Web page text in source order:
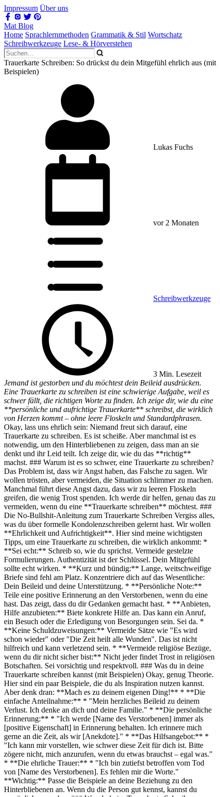
Impressum Über uns
Mat Blog
Home Sprachlernmethoden Grammatik & Stil Wortschatz
Schreibwerkzeuge Lese- & Hörverstehen
Trauerkarte Schreiben: So drückst du dein Mitgefühl ehrlich aus (mit
Beispielen)
Lukas Fuchs
vor 2 Monaten
Schreibwerkzeuge
3 Min. Lesezeit
Jemand ist gestorben und du möchtest dein Beileid ausdrücken.
Eine Trauerkarte zu schreiben ist eine schwierige Aufgabe, weil es
schwer fällt, die richtigen Worte zu finden. Ich zeige dir, wie du eine
**persönliche und aufrichtige Trauerkarte** schreibst, die wirklich
von Herzen kommt – ohne leere Floskeln und Standardphrasen.
Okay, lass uns ehrlich sein: Niemand freut sich darauf, eine
Trauerkarte zu schreiben. Es ist scheiße. Aber manchmal ist es
notwendig, um den Hinterbliebenen zu zeigen, dass man an sie
denkt und ihr Leid teilt. Ich zeige dir, wie du das **richtig**
machst. ### Warum ist es so schwer, eine Trauerkarte zu schreiben?
Das Problem ist, dass wir Angst haben, das Falsche zu sagen. Wir
wollen trösten, aber vermeiden, die Situation schlimmer zu machen.
Manchmal führt diese Angst dazu, dass wir zu leeren Floskeln
greifen, die wenig Trost spenden. Ich werde dir helfen, genau das zu
vermeiden, wenn du eine **Trauerkarte schreiben** möchtest. ###
Die No-Bullshit-Anleitung zum Trauerkarte Schreiben Vergiss alles,
was du über formelle Kondolenzschreiben gelernt hast. Wir wollen
**Ehrlichkeit und Aufrichtigkeit**. Hier sind meine wichtigsten
Tipps, um eine Trauerkarte zu schreiben, die wirklich ankommt: *
**Sei echt:** Schreib so, wie du sprichst. Vermeide gestelzte
Formulierungen. Authentizität ist der Schlüssel. Dein Mitgefühl
sollte echt wirken. * **Kurz und bündig:** Lange, weitschweifige
Briefe sind fehl am Platz. Konzentriere dich auf das Wesentliche:
Dein Beileid und deine Unterstützung. * **Persönliche Note:**
Teile eine positive Erinnerung an den Verstorbenen, wenn du eine
hast. Das zeigt, dass du dir Gedanken gemacht hast. * **Anbieten,
Hilfe anzubieten:** Biete konkrete Hilfe an. Das kann ein Anruf,
ein Besuch oder die Erledigung von Besorgungen sein. Sei da. *
**Keine Schuldzuweisungen:** Vermeide Sätze wie "Es wird
schon wieder" oder "Die Zeit heilt alle Wunden". Das ist nicht
hilfreich und kann verletzend sein. * **Vermeide religiöse Bezüge,
wenn du dir nicht sicher bist:** Nicht jeder findet Trost in religiösen
Botschaften. Sei vorsichtig und respektvoll. ### Was du in deine
Trauerkarte schreiben kannst (mit Beispielen) Okay, genug Theorie.
Hier sind ein paar Beispiele, die du als Inspiration nutzen kannst.
Aber denk dran: **Mach es zu deinem eigenen Ding!** * **Die
einfache Anteilnahme:** * "Mein herzliches Beileid zu deinem
Verlust. Ich denke an dich und deine Familie." * **Die persönliche
Erinnerung:** * "Ich werde [Name des Verstorbenen] immer als
[positive Eigenschaft] in Erinnerung behalten. Ich erinnere mich
gerne an die Zeit, als wir [Anekdote]." * **Das Hilfsangebot:** *
"Ich kann mir vorstellen, wie schwer diese Zeit für dich ist. Bitte
zögere nicht, mich anzurufen, wenn du etwas brauchst – egal was."
* **Die ehrliche Trauer:** * "Ich bin zutiefst betroffen vom Tod
von [Name des Verstorbenen]. Es fehlen mir die Worte."
**Wichtig:** Passe die Beispiele an deine Beziehung zu den
Hinterbliebenen an. Wenn du die Person gut kennst, kannst du